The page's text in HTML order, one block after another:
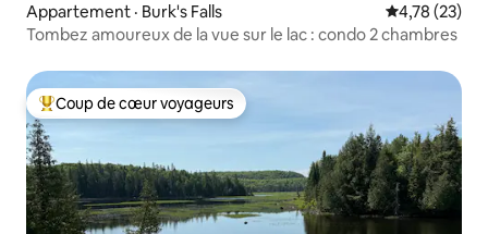
Appartement · Burk's Falls Note
4,78 (23)
Tombez amoureux de la vue sur le lac : condo 2 chambres
Coup de cœur voyageurs parmi les plus aimés
Coup de cœur voyageurs